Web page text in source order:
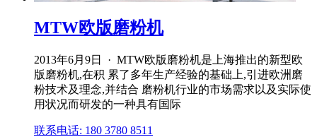
MTW欧版磨粉机
2013年6月9日 · MTW欧版磨粉机是上海推出的新型欧
版磨粉机,在积 累了多年生产经验的基础上,引进欧洲磨
粉技术及理念,并结合 磨粉机行业的市场需求以及实际使
用状况而研发的一种具有国际
联系电话: 180 3780 8511